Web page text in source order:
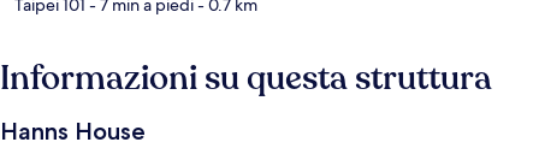
Taipei 101 - 7 min a piedi- 0.7 km
Informazioni su questa struttura
Hanns House